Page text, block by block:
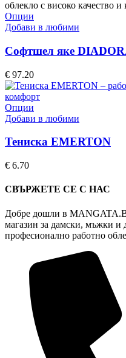
product
page
Опции
product
multiple
variants.
options
may
be
chosen
on
product
Добави в любими
Софтшел яке
€ 97.20
Опции
product
multiple
may
be
on
the
product
Добави в любими
Тениска EMERTON
€ 6.70
СВЪРЖЕТЕ СЕ С НАС
Добре дошли в
магазин за дамски, мъжки и
професионално работно